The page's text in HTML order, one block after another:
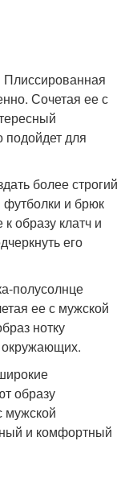
Плиссированная
Сочетая ее с
подойдет для
более строгий
футболки и брюк
образу клатч и
его
полусолнце
ее с мужской
нотку
окружающих.
образу
мужской
и комфортный